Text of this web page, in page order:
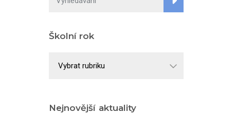
Školní rok
Nejnovější aktuality